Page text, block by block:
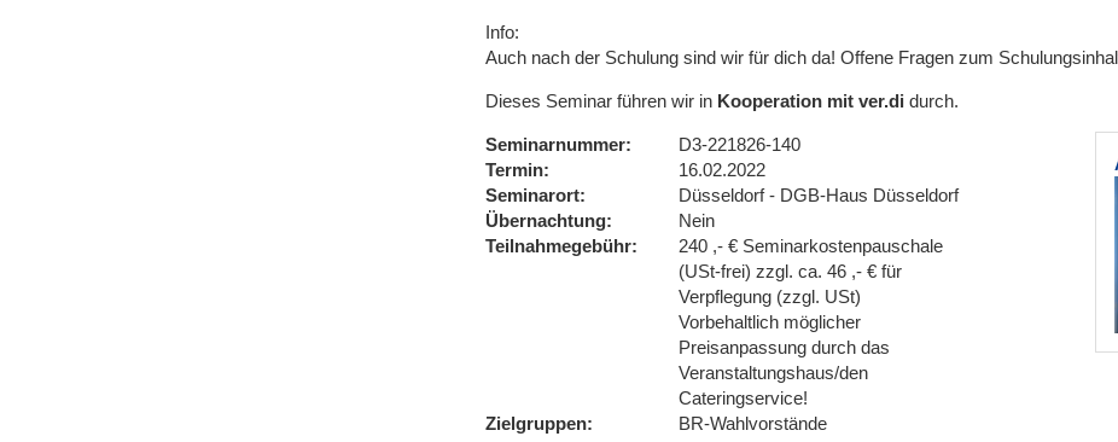
Info:
Auch nach der Schulung sind wir für dich da! Offene Fragen zum
Dieses Seminar führen wir in Kooperation mit ver.di durch.
Seminarnummer
D3-221826-140
Termin
16.02.2022
Seminarort
Düsseldorf - DGB-Haus Düsseldorf
Übernachtung
Nein
Teilnahmegebühr
240 ,- € Seminarkostenpauschale
(USt-frei) zzgl. ca. 46 ,- € für
Verpflegung (zzgl. USt)
Vorbehaltlich möglicher
Preisanpassung durch das
Veranstaltungshaus/den
Cateringservice!
Zielgruppen
BR-Wahlvorstände